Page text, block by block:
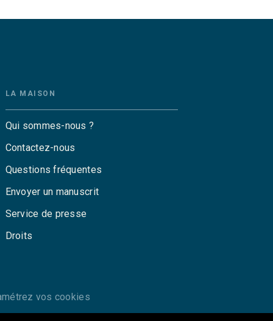
LA MAISON
Qui sommes-nous ?
Contactez-nous
Questions fréquentes
Envoyer un manuscrit
Service de presse
Droits
vos cookies